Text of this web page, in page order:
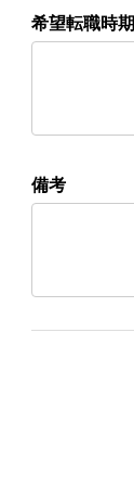
希望転職時期
備考